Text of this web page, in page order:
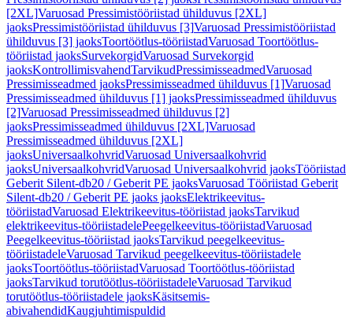
[2XL]Varuosad Pressimistööriistad ühilduvus [2XL]
jaoksPressimistööriistad ühilduvus [3]Varuosad Pressimistööriistad
ühilduvus [3] jaoksToortöötlus-tööriistadVaruosad Toortöötlus-
tööriistad jaoksSurvekorgidVaruosad Survekorgid
jaoksKontrollimisvahendTarvikudPressimisseadmedVaruosad
Pressimisseadmed jaoksPressimisseadmed ühilduvus [1]Varuosad
Pressimisseadmed ühilduvus [1] jaoksPressimisseadmed ühilduvus
[2]Varuosad Pressimisseadmed ühilduvus [2]
jaoksPressimisseadmed ühilduvus [2XL]Varuosad
Pressimisseadmed ühilduvus [2XL]
jaoksUniversaalkohvridVaruosad Universaalkohvrid
jaoksUniversaalkohvridVaruosad Universaalkohvrid jaoksTööriistad
Geberit Silent-db20 / Geberit PE jaoksVaruosad Tööriistad Geberit
Silent-db20 / Geberit PE jaoks jaoksElektrikeevitus-
tööriistadVaruosad Elektrikeevitus-tööriistad jaoksTarvikud
elektrikeevitus-tööriistadelePeegelkeevitus-tööriistadVaruosad
Peegelkeevitus-tööriistad jaoksTarvikud peegelkeevitus-
tööriistadeleVaruosad Tarvikud peegelkeevitus-tööriistadele
jaoksToortöötlus-tööriistadVaruosad Toortöötlus-tööriistad
jaoksTarvikud torutöötlus-tööriistadeleVaruosad Tarvikud
torutöötlus-tööriistadele jaoksKäsitsemis-
abivahendidKaugjuhtimispuldid